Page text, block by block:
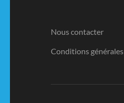
Nous contacter
Conditions générales